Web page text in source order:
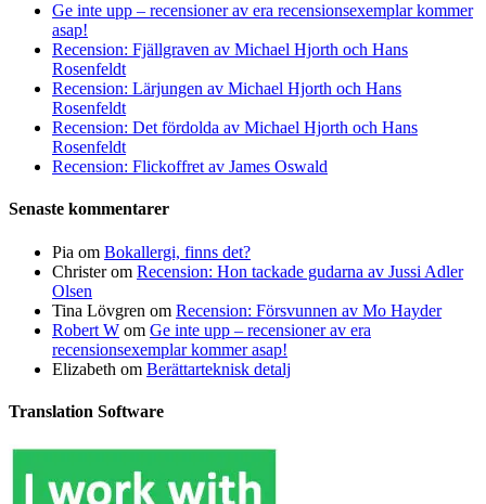
Ge inte upp – recensioner av era recensionsexemplar kommer
asap!
Recension: Fjällgraven av Michael Hjorth och Hans
Rosenfeldt
Recension: Lärjungen av Michael Hjorth och Hans
Rosenfeldt
Recension: Det fördolda av Michael Hjorth och Hans
Rosenfeldt
Recension: Flickoffret av James Oswald
Senaste kommentarer
Pia om Bokallergi, finns det?
Christerom Recension: Hon tackade gudarna av Jussi Adler
Olsen
Tina Lövgren om Recension: Försvunnen av Mo Hayder
Robert W om Ge inte upp – recensioner av era
recensionsexemplar kommer asap!
Elizabeth om Berättarteknisk detalj
Translation Software